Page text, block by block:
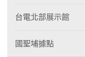
台電北部展示館
國聖埔據點